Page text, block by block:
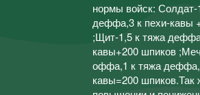
нормы войск: Солдат-
деффа,3 к пехи-кавы
;Щит-1,5 к тяжа
кавы+200 шпиков
оффа,1 к тяжа
кавы=200 шпиков.Так